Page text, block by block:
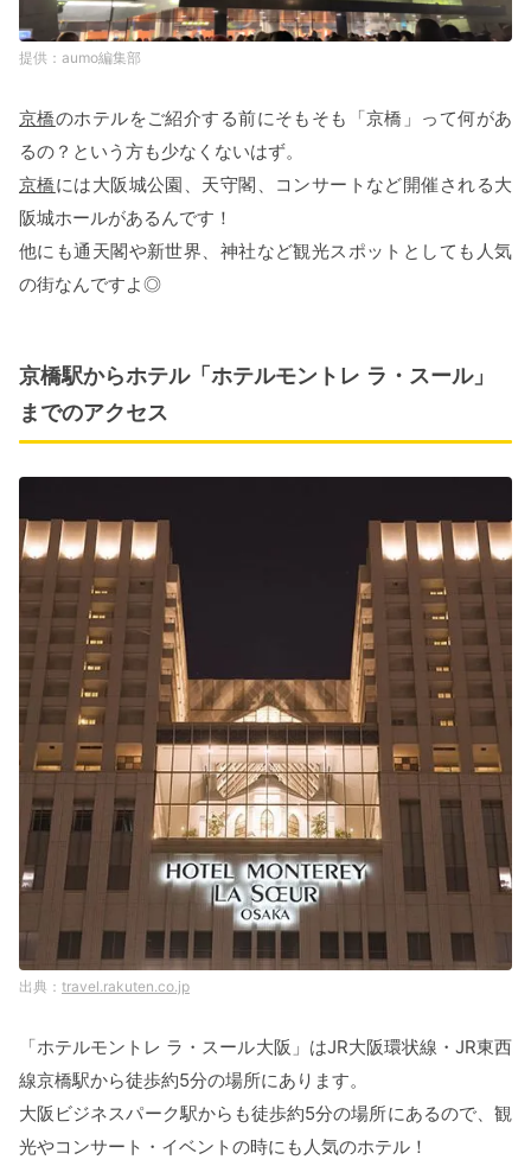
aumo編集部
京橋のホテルをご紹介する前にそもそも「京橋」って何があ
るの？という方も少なくないはず。
京橋には大阪城公園、天守閣、コンサートなど開催される大
阪城ホールがあるんです！
他にも通天閣や新世界、神社など観光スポットとしても人気
の街なんですよ◎
京橋駅からホテル「ホテルモントレ ラ・スール」
までのアクセス
travel.rakuten.co.jp
「ホテルモントレ ラ・スール大阪」はJR大阪環状線・JR東西
線京橋駅から徒歩約5分の場所にあります。
大阪ビジネスパーク駅からも徒歩約5分の場所にあるので、観
光やコンサート・イベントの時にも人気のホテル！